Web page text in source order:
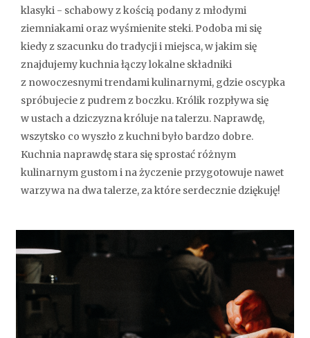
klasyki - schabowy z kością podany z młodymi
ziemniakami oraz wyśmienite steki. Podoba mi się
kiedy z szacunku do tradycji i miejsca, w jakim się
znajdujemy kuchnia łączy lokalne składniki
z nowoczesnymi trendami kulinarnymi, gdzie oscypka
spróbujecie z pudrem z boczku. Królik rozpływa się
w ustach a dziczyzna króluje na talerzu. Naprawdę,
wszytsko co wyszło z kuchni było bardzo dobre.
Kuchnia naprawdę stara się sprostać różnym
kulinarnym gustom i na życzenie przygotowuje nawet
warzywa na dwa talerze, za które serdecznie dziękuję!